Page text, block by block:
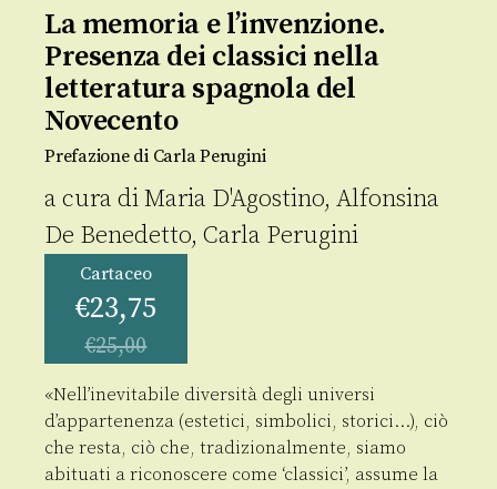
La memoria e l’invenzione.
Presenza dei classici nella
letteratura spagnola del
Novecento
Prefazione di Carla Perugini
a cura diMaria D'Agostino, Alfonsina
De Benedetto, Carla Perugini
Cartaceo
€23,75
€25,00
«Nell’inevitabile diversità degli universi
d’appartenenza (estetici, simbolici, storici…), ciò
che resta, ciò che, tradizionalmente, siamo
abituati a riconoscere come ‘classici’, assume la